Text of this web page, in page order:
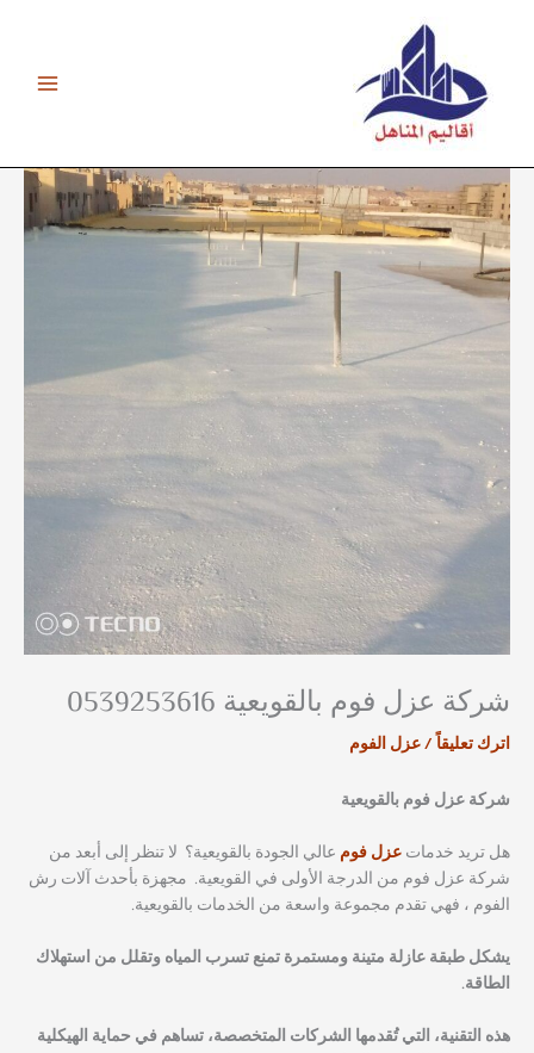
شركة عزل فوم بالقويعية 0539253616
اترك تعليقاً/عزل الفوم
شركة عزل فوم بالقويعية
هل تريد خدماتعزل فوم عالي الجودة بالقويعية؟ لا تنظر إلى أبعد من
شركة عزل فوم من الدرجة الأولى في القويعية. مجهزة بأحدث آلات رش
الفوم ، فهي تقدم مجموعة واسعة من الخدمات بالقويعية.
يشكل طبقة عازلة متينة ومستمرة تمنع تسرب المياه وتقلل من استهلاك
الطاقة.
هذه التقنية، التي تُقدمها الشركات المتخصصة، تساهم في حماية الهيكلية